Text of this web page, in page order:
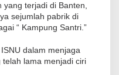
e
n
e
r
yang terjadi di Banten,
sejumlah pabrik di
“ Kampung Santri.”
dalam menjaga
lama menjadi ciri